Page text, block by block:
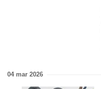
04 mar 2026